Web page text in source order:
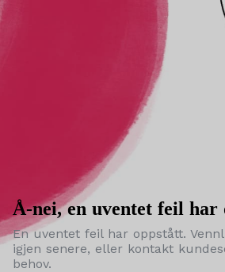
Å-nei, en uventet feil har
En uventet feil har oppstått.
igjen senere, eller kontakt
behov.